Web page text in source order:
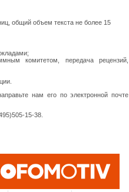
общий объем текста не более 15
комитетом, передача рецензий,
нам его по электронной почте
15-38.